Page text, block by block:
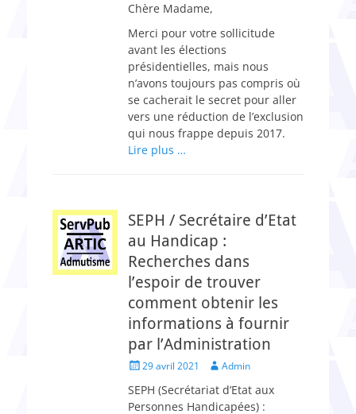
Chère Madame,
Merci pour votre sollicitude
avant les élections
présidentielles, mais nous
n’avons toujours pas compris où
se cacherait le secret pour aller
vers une réduction de l’exclusion
qui nous frappe depuis 2017.
Lire plus …
SEPH / Secrétaire d’Etat
au Handicap :
Recherches dans
l’espoir de trouver
comment obtenir les
informations à fournir
par l’Administration
Posted29 avril 2021 Author
Admin
SEPH (Secrétariat d’Etat aux
Personnes Handicapées) :